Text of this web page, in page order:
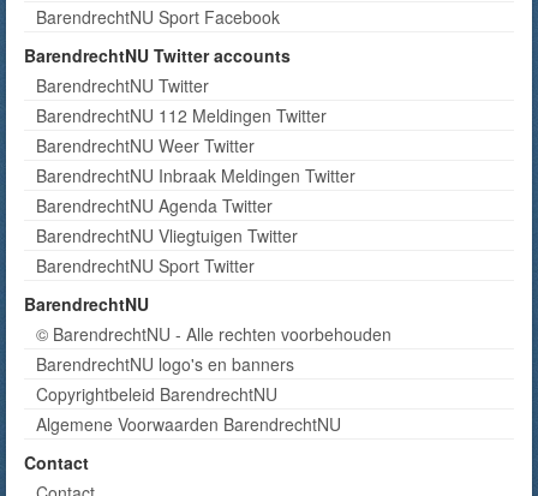
BarendrechtNU Sport Facebook
BarendrechtNU Twitter accounts
BarendrechtNU Twitter
BarendrechtNU 112 Meldingen Twitter
BarendrechtNU Weer Twitter
BarendrechtNU Inbraak Meldingen Twitter
BarendrechtNU Agenda Twitter
BarendrechtNU Vliegtuigen Twitter
BarendrechtNU Sport Twitter
BarendrechtNU
© BarendrechtNU - Alle rechten voorbehouden
BarendrechtNU logo's en banners
Copyrightbeleid BarendrechtNU
Algemene Voorwaarden BarendrechtNU
Contact